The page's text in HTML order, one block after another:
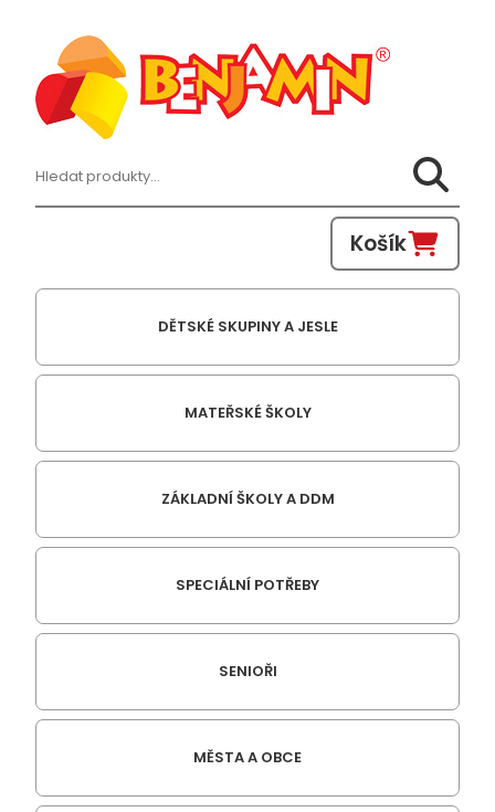
Hledat:
Košík
DĚTSKÉ SKUPINY A JESLE
MATEŘSKÉ ŠKOLY
ZÁKLADNÍ ŠKOLY A DDM
SPECIÁLNÍ POTŘEBY
SENIOŘI
MĚSTA A OBCE